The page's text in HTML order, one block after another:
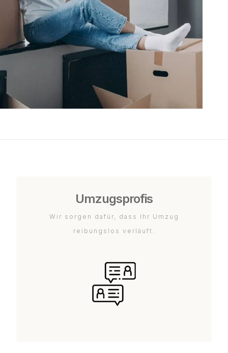
Umzugsprofis
Wir sorgen dafür, dass Ihr Umzug
reibungslos verläuft.